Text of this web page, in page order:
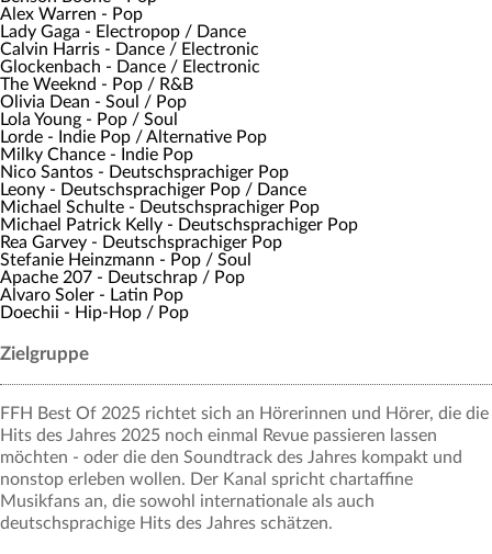
Alex Warren - Pop
Lady Gaga - Electropop / Dance
Calvin Harris - Dance / Electronic
Glockenbach - Dance / Electronic
The Weeknd - Pop / R&B
Olivia Dean - Soul / Pop
Lola Young - Pop / Soul
Lorde - Indie Pop / Alternative Pop
Milky Chance - Indie Pop
Nico Santos - Deutschsprachiger Pop
Leony - Deutschsprachiger Pop / Dance
Michael Schulte - Deutschsprachiger Pop
Michael Patrick Kelly - Deutschsprachiger Pop
Rea Garvey - Deutschsprachiger Pop
Stefanie Heinzmann - Pop / Soul
Apache 207 - Deutschrap / Pop
Alvaro Soler - Latin Pop
Doechii - Hip-Hop / Pop
Zielgruppe
FFH Best Of 2025 richtet sich an Hörerinnen und Hörer, die die
Hits des Jahres 2025 noch einmal Revue passieren lassen
möchten - oder die den Soundtrack des Jahres kompakt und
nonstop erleben wollen. Der Kanal spricht chartaffine
Musikfans an, die sowohl internationale als auch
deutschsprachige Hits des Jahres schätzen.